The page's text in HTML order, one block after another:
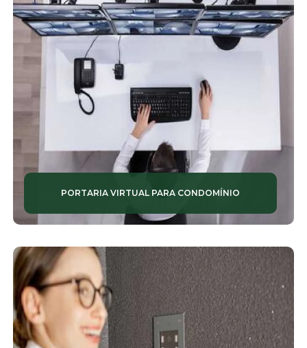
PORTARIA VIRTUAL PARA CONDOMÍNIO